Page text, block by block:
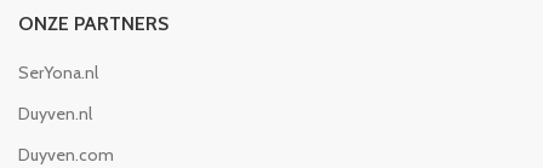
ONZE PARTNERS
SerYona.nl
Duyven.nl
Duyven.com